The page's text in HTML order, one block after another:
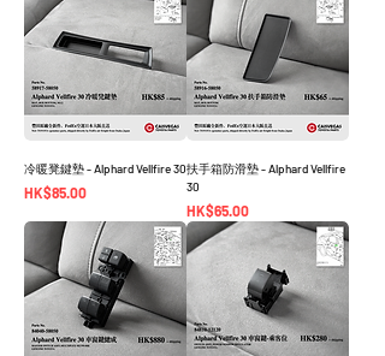
冷暖凳鍵墊 - Alphard Vellfire 30
價格
HK$85.00
扶手箱防滑墊 - Alphard Vellfire
30
價格
HK$65.00